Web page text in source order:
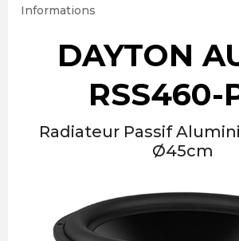
Informations
DAYTON
RSS460-
Radiateur Passif
Ø45cm